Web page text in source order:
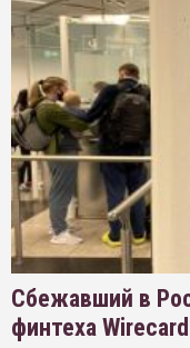
Сбежавший в
финтеха